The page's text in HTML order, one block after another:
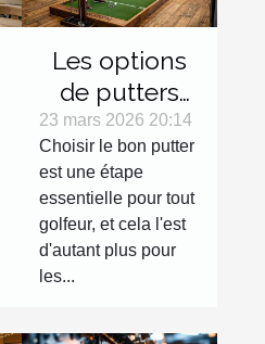
Les options
de putters
pour
gauchers :
Avantages et
sélection
23 mars 2026 20:14
Choisir le bon putter
est une étape
essentielle pour tout
golfeur, et cela l'est
d'autant plus pour
les...